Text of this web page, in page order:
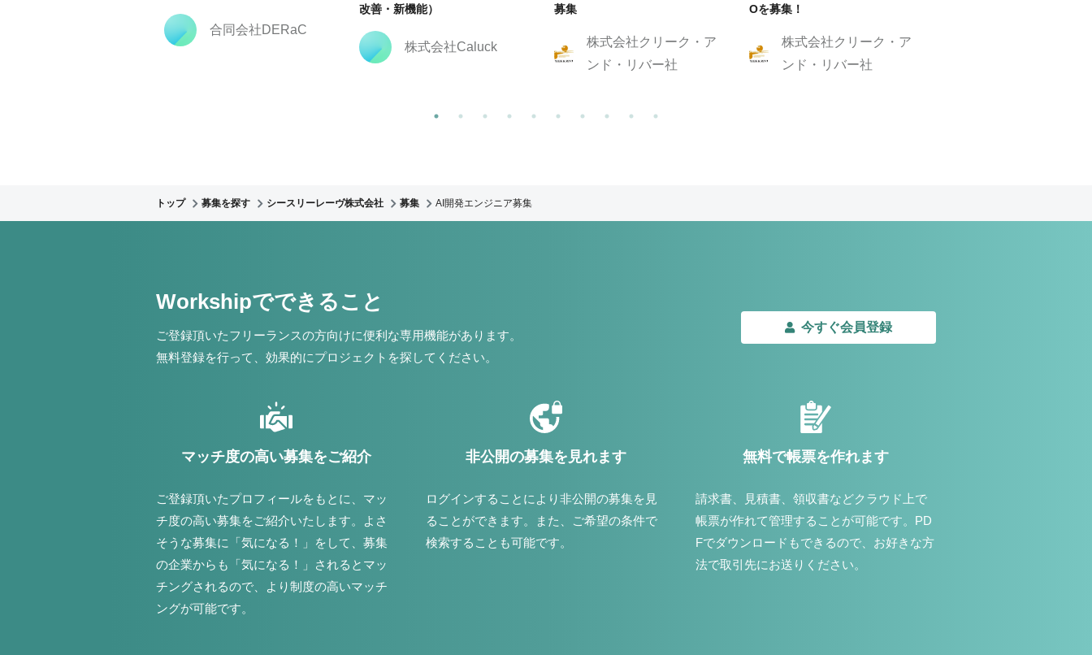
合同会社DERaC
改善・新機能）
株式会社Caluck
募集
株式会社クリーク・ア
ンド・リバー社
Oを募集！
株式会社クリーク・ア
ンド・リバー社
トップ 募集を探す シースリーレーヴ株式会社 募集 AI開発エンジニア募集
Workshipでできること
ご登録頂いたフリーランスの方向けに便利な専用機能があります。
無料登録を行って、効果的にプロジェクトを探してください。
今すぐ会員登録
マッチ度の高い募集をご紹介
ご登録頂いたプロフィールをもとに、マッ
チ度の高い募集をご紹介いたします。よさ
そうな募集に「気になる！」をして、募集
の企業からも「気になる！」されるとマッ
チングされるので、より制度の高いマッチ
ングが可能です。
非公開の募集を見れます
ログインすることにより非公開の募集を見
ることができます。また、ご希望の条件で
検索することも可能です。
無料で帳票を作れます
請求書、見積書、領収書などクラウド上で
帳票が作れて管理することが可能です。PD
Fでダウンロードもできるので、お好きな方
法で取引先にお送りください。